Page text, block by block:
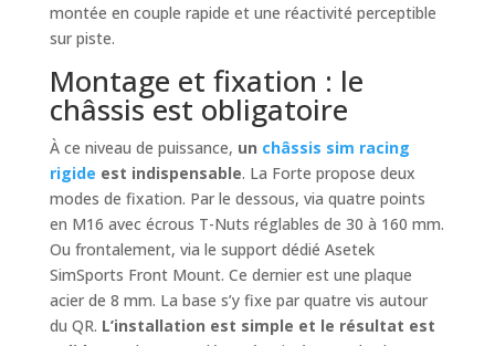
montée en couple rapide et une réactivité perceptible
sur piste.
Montage et fixation : le
châssis est obligatoire
À ce niveau de puissance, un châssis sim racing
rigide est indispensable. La Forte propose deux
modes de fixation. Par le dessous, via quatre points
en M16 avec écrous T-Nuts réglables de 30 à 160 mm.
Ou frontalement, via le support dédié Asetek
SimSports Front Mount. Ce dernier est une plaque
acier de 8 mm. La base s’y fixe par quatre vis autour
du QR. L’installation est simple et le résultat est